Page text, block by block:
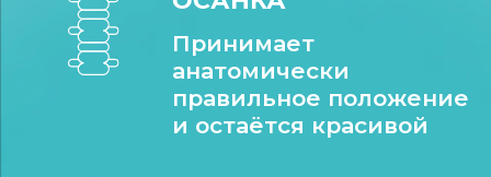
Принимает
анатомически
правильное положение
и остаётся красивой